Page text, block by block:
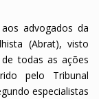
advogados da
(Abrat), visto
todas as ações
pelo Tribunal
especialistas